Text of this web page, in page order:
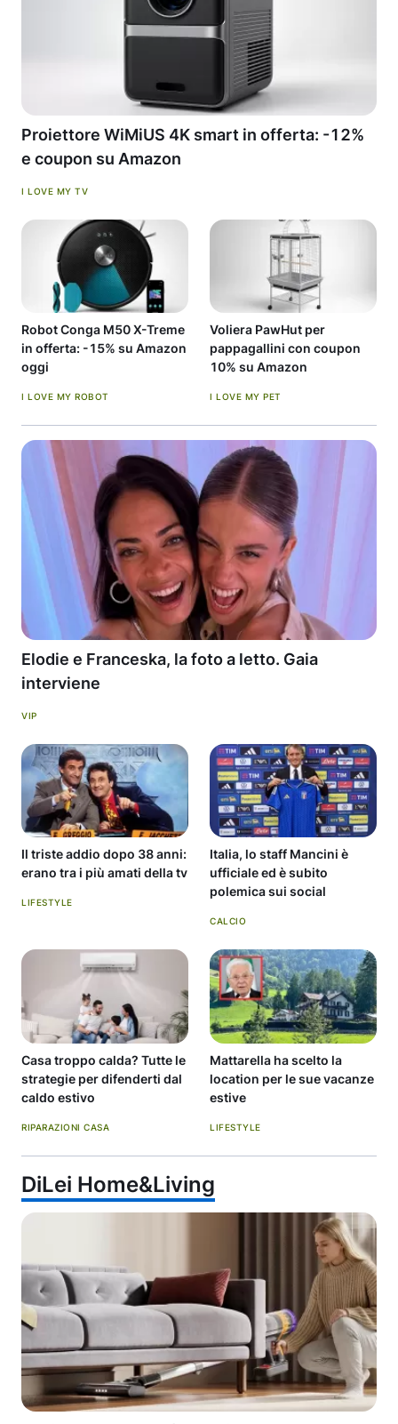
Proiettore WiMiUS 4K smart in offerta: -12%
e coupon su Amazon
I LOVE MY TV
Robot Conga M50 X-Treme
in offerta: -15% su Amazon
oggi
I LOVE MY ROBOT
Voliera PawHut per
pappagallini con coupon
10% su Amazon
I LOVE MY PET
Elodie e Franceska, la foto a letto. Gaia
interviene
VIP
Il triste addio dopo 38 anni:
erano tra i più amati della tv
LIFESTYLE
Italia, lo staff Mancini è
ufficiale ed è subito
polemica sui social
CALCIO
Casa troppo calda? Tutte le
strategie per difenderti dal
caldo estivo
RIPARAZIONI CASA
Mattarella ha scelto la
location per le sue vacanze
estive
LIFESTYLE
DiLei Home&Living